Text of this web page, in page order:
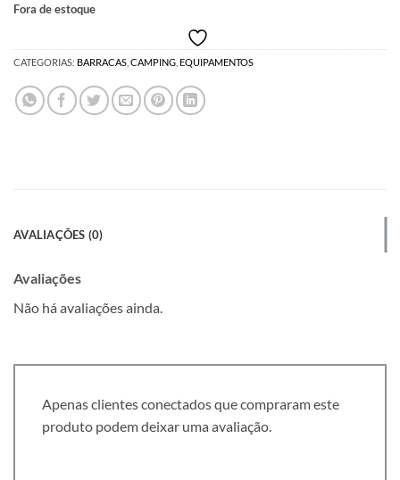
Fora de estoque
CATEGORIAS: BARRACAS CAMPING EQUIPAMENTOS
AVALIAÇÕES (0)
Avaliações
Não há avaliações ainda.
Apenas clientes conectados que compraram este
produto podem deixar uma avaliação.